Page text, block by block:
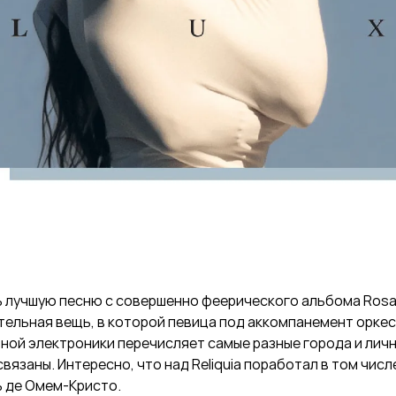
песню с совершенно феерического альбома
вещь, в которой певица под аккомпанемент
электроники перечисляет самые разные города и
Интересно, что над Reliquia поработал в том
де Омем-Кристо.